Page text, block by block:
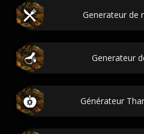
Generateur de
Generateur
Générateur